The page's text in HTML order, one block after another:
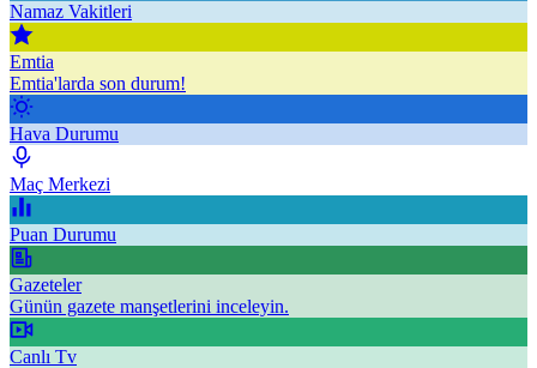
Namaz Vakitleri
Emtia
Emtia'larda son durum!
Hava Durumu
Maç Merkezi
Puan Durumu
Gazeteler
Günün gazete manşetlerini inceleyin.
Canlı Tv